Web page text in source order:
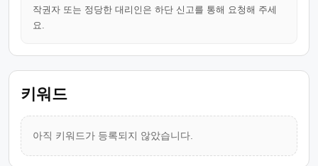
작권자 또는 정당한 대리인은 하단 신고를 통해 요청해 주세
요.
키워드
아직 키워드가 등록되지 않았습니다.